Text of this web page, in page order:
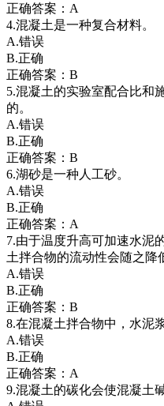
正确答案：A
4.混凝土是一种复合材料。
A.错误
B.正确
正确答案：B
5.混凝土的实验室配合比和
的。
A.错误
B.正确
正确答案：B
6.湖砂是一种人工砂。
A.错误
B.正确
正确答案：A
7.由于温度升高可加速水泥
土拌合物的流动性会随之降
A.错误
B.正确
正确答案：B
8.在混凝土拌合物中，水泥
A.错误
B.正确
正确答案：A
9.混凝土的碳化会使混凝土